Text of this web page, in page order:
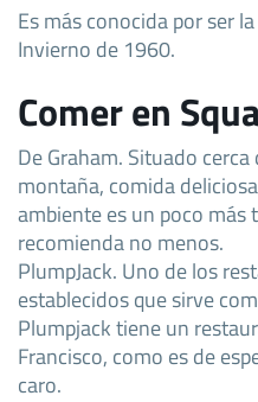
Es más conocida por ser
Invierno de 1960.
Comer en
De Graham. Situado
montaña, comida
ambiente es un poco más
recomienda no menos.
PlumpJack. Uno de los
establecidos que sirve
Plumpjack tiene un
Francisco, como es de
caro.